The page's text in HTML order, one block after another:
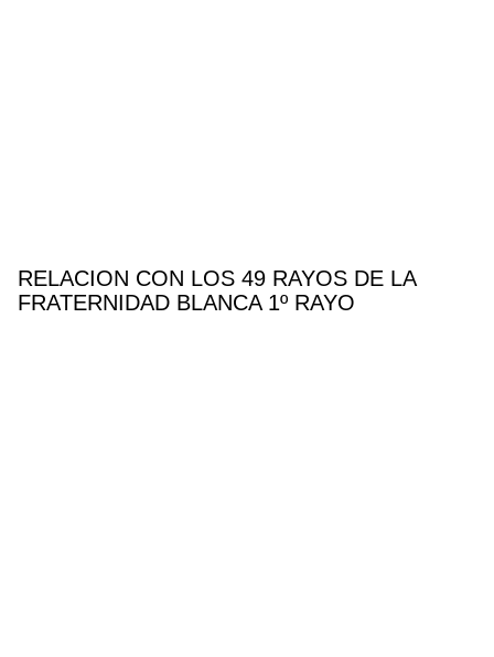
RELACION CON LOS 49 RAYOS DE LA
FRATERNIDAD BLANCA 1º RAYO